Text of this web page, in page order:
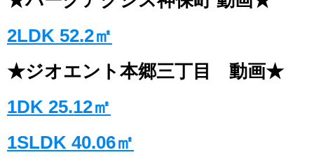
2LDK 52.2㎡
★ジオエント本郷三丁目 動画★
1DK 25.12㎡
1SLDK 40.06㎡